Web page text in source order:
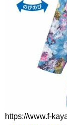
https://www.f-